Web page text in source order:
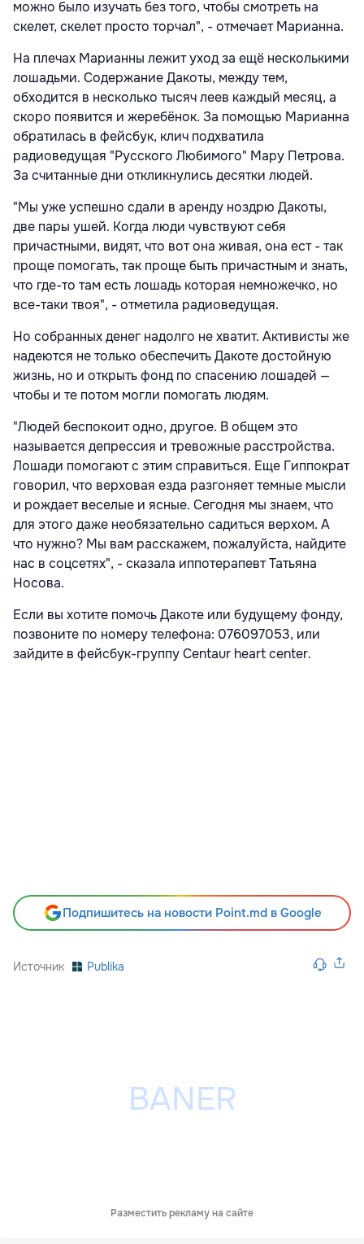
можно было изучать без того, чтобы смотреть на
скелет, скелет просто торчал", - отмечает Марианна.
На плечах Марианны лежит уход за ещё несколькими
лошадьми. Содержание Дакоты, между тем,
обходится в несколько тысяч леев каждый месяц, а
скоро появится и жеребёнок. За помощью Марианна
обратилась в фейсбук, клич подхватила
радиоведущая "Русского Любимого" Мару Петрова.
За считанные дни откликнулись десятки людей.
"Мы уже успешно сдали в аренду ноздрю Дакоты,
две пары ушей. Когда люди чувствуют себя
причастными, видят, что вот она живая, она ест - так
проще помогать, так проще быть причастным и знать,
что где-то там есть лошадь которая немножечко, но
все-таки твоя", - отметила радиоведущая.
Но собранных денег надолго не хватит. Активисты же
надеются не только обеспечить Дакоте достойную
жизнь, но и открыть фонд по спасению лошадей —
чтобы и те потом могли помогать людям.
"Людей беспокоит одно, другое. В общем это
называется депрессия и тревожные расстройства.
Лошади помогают с этим справиться. Еще Гиппократ
говорил, что верховая езда разгоняет темные мысли
и рождает веселые и ясные. Сегодня мы знаем, что
для этого даже необязательно садиться верхом. А
что нужно? Мы вам расскажем, пожалуйста, найдите
нас в соцсетях", - сказала иппотерапевт Татьяна
Носова.
Если вы хотите помочь Дакоте или будущему фонду,
позвоните по номеру телефона: 076097053, или
зайдите в фейсбук-группу Centaur heart center.
Подпишитесь на новости Point.md в Google
Источник Publika
Разместить рекламу на сайте